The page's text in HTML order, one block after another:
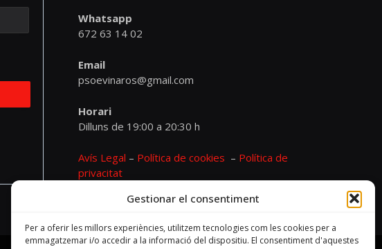
Gestionar el consentiment
Per a oferir les millors experiències, utilitzem tecnologies com les cookies per a
emmagatzemar i/o accedir a la informació del dispositiu. El consentiment d'aquestes
Whatsapp
672 63 14 02
Email
psoevinaros@gmail.com
Horari
Dilluns de 19:00 a 20:30 h
Avís Legal – Política de cookies – Política de
privacitat